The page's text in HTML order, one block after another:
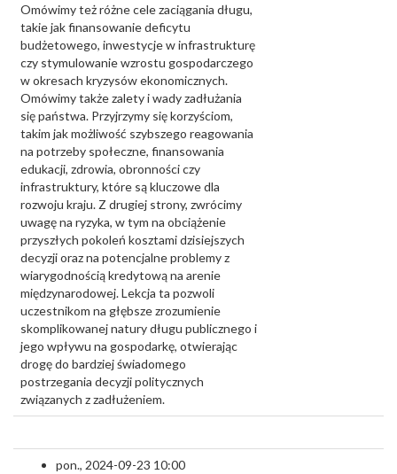
Omówimy też różne cele zaciągania długu,
takie jak finansowanie deficytu
budżetowego, inwestycje w infrastrukturę
czy stymulowanie wzrostu gospodarczego
w okresach kryzysów ekonomicznych.
Omówimy także zalety i wady zadłużania
się państwa. Przyjrzymy się korzyściom,
takim jak możliwość szybszego reagowania
na potrzeby społeczne, finansowania
edukacji, zdrowia, obronności czy
infrastruktury, które są kluczowe dla
rozwoju kraju. Z drugiej strony, zwrócimy
uwagę na ryzyka, w tym na obciążenie
przyszłych pokoleń kosztami dzisiejszych
decyzji oraz na potencjalne problemy z
wiarygodnością kredytową na arenie
międzynarodowej. Lekcja ta pozwoli
uczestnikom na głębsze zrozumienie
skomplikowanej natury długu publicznego i
jego wpływu na gospodarkę, otwierając
drogę do bardziej świadomego
postrzegania decyzji politycznych
związanych z zadłużeniem.
pon., 2024-09-23 10:00